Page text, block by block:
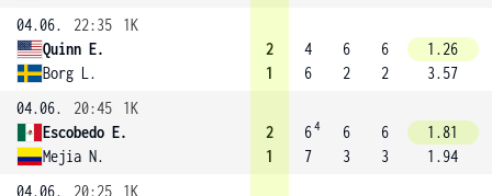
04.06.
22:35
1K
Quinn E.
Borg L.
2
1
4
6
6
2
6
2
1.26
3.57
04.06.
20:45
1K
Escobedo E.
Mejia N.
2
1
64
7
6
3
6
3
1.81
1.94
04.06.
20:25 1K